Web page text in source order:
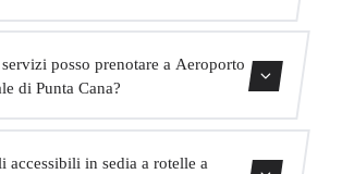
e veicoli con revisione attuale.
posso prenotare a Aeroporto
di Punta Cana?
accessibili in sedia a rotelle a